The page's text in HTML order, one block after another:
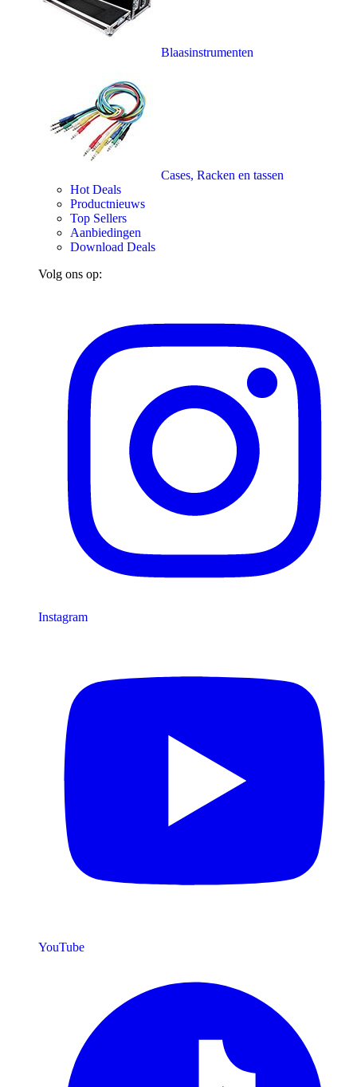
Blaasinstrumenten
Cases, Racken en tassen
Hot Deals
Productnieuws
Top Sellers
Aanbiedingen
Download Deals
Volg ons op:
Instagram
YouTube